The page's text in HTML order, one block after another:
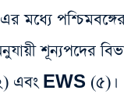
মধ্যে
অনুযায়ী
এবং EWS (৫)।